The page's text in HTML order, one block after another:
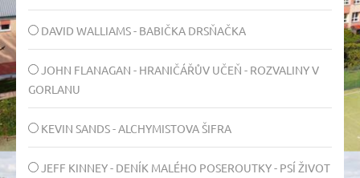
DAVID WALLIAMS - BABIČKA DRSŇAČKA
JOHN FLANAGAN - HRANIČÁŘŮV UČEŇ - ROZVALINY V
GORLANU
KEVIN SANDS - ALCHYMISTOVA ŠIFRA
JEFF KINNEY - DENÍK MALÉHO POSEROUTKY - PSÍ ŽIVOT